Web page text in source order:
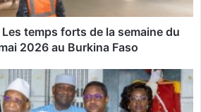
temps forts de la semaine du
2026 au Burkina Faso